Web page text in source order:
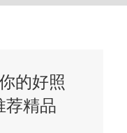
的好照
荐精品